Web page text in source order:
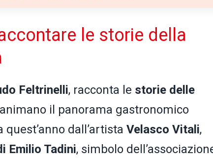
le storie della
Feltrinelli, racconta le storie delle
il panorama gastronomico
dall’artista Velasco Vitali,
Emilio Tadini, simbolo